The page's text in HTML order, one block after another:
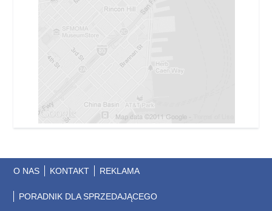
O NAS KONTAKT REKLAMA
PORADNIK DLA SPRZEDAJĄCEGO